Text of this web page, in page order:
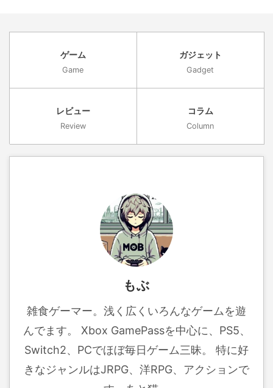
ゲーム
Game
ガジェット
Gadget
レビュー
Review
コラム
Column
もぶ
雑食ゲーマー。浅く広くいろんなゲームを遊
んでます。 Xbox GamePassを中心に、PS5、
Switch2、PCでほぼ毎日ゲーム三昧。 特に好
きなジャンルはJRPG、洋RPG、アクションで